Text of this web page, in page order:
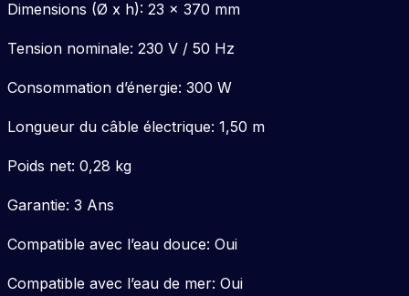
Dimensions (Ø x h): 23 x 370 mm
Tension nominale: 230 V / 50 Hz
Consommation d’énergie: 300 W
Longueur du câble électrique: 1,50 m
Poids net: 0,28 kg
Garantie: 3 Ans
Compatible avec l’eau douce: Oui
Compatible avec l’eau de mer: Oui